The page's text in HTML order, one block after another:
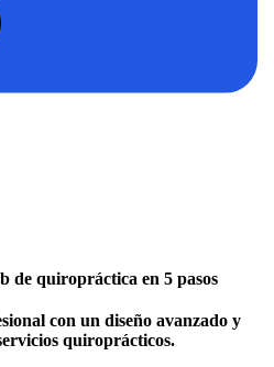
de quiropráctica en 5 pasos
con un diseño avanzado y
quiroprácticos.